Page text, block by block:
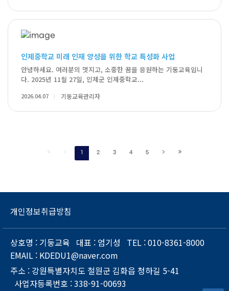
인제중학교 미래 인재 양성을 위한 학교 특성화 사업
안녕하세요. 여러분의 멋지고, 소중한 꿈을 응원하는 기둥교육입니
다. 2025년 11월 27일, 인제군 인제중학교...
2026.04.07 기둥교육관리자
1 2 3 4 5
개인정보취급방침
상호명 : 기둥교육 대표 : 엄기성 TEL : 010-8361-8000
EMAIL : KDEDU1@naver.com
주소 : 강원특별자치도 철원군 김화읍 청하길 5-41
사업자등록번호 : 338-91-00693